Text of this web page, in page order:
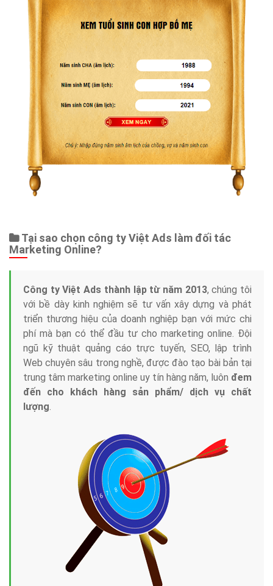
Tại sao chọn công ty Việt Ads làm đối tác
Marketing Online?
Công ty Việt Ads thành lập từ năm 2013, chúng tôi
với bề dày kinh nghiệm sẽ tư vấn xây dựng và phát
triển thương hiệu của doanh nghiệp bạn với mức chi
phí mà bạn có thể đầu tư cho marketing online. Đội
ngũ kỹ thuật quảng cáo trực tuyến, SEO, lập trình
Web chuyên sâu trong nghề, được đào tạo bài bản tại
trung tâm marketing online uy tín hàng năm, luôn đem
đến cho khách hàng sản phẩm/ dịch vụ chất
lượng.